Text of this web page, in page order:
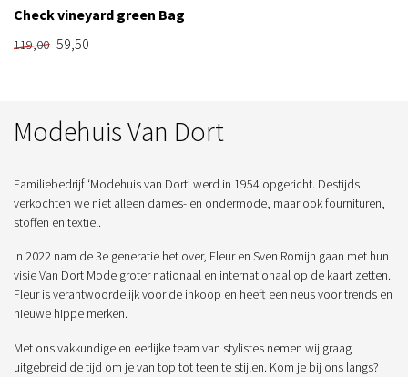
Check vineyard green Bag
119,00 59,50
Modehuis Van Dort
Familiebedrijf ‘Modehuis van Dort’ werd in 1954 opgericht. Destijds
verkochten we niet alleen dames- en ondermode, maar ook fournituren,
stoffen en textiel.
In 2022 nam de 3e generatie het over, Fleur en Sven Romijn gaan met hun
visie Van Dort Mode groter nationaal en internationaal op de kaart zetten.
Fleur is verantwoordelijk voor de inkoop en heeft een neus voor trends en
nieuwe hippe merken.
Met ons vakkundige en eerlijke team van stylistes nemen wij graag
uitgebreid de tijd om je van top tot teen te stijlen. Kom je bij ons langs?